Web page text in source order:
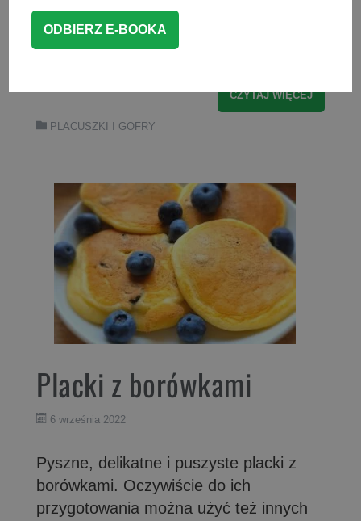
takich prostych i szybkich przepisów,
sprawdź moje 150 przepisów na dania
CZYTAJ WIĘCEJ
PLACUSZKI I GOFRY
Placki z borówkami
6 września 2022
Pyszne, delikatne i puszyste placki z
borówkami. Oczywiście do ich
przygotowania można użyć też innych